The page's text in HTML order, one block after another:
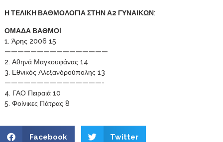
Η ΤΕΛΙΚΗ ΒΑΘΜΟΛΟΓΙΑ ΣΤΗΝ Α2 ΓΥΝΑΙΚΩΝ:
ΟΜΑΔΑ ΒΑΘΜΟI
1. Άρης 2006 15
————————————————
2. Αθηνά Μαγκουφάνας 14
3. Εθνικός Αλεξανδρούπολης 13
———————————————-
4. ΓΑΟ Πειραιά 10
5. Φοίνικες Πάτρας 8
Facebook Twitter